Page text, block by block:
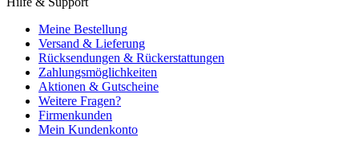
Meine Bestellung
Versand & Lieferung
Rücksendungen & Rückerstattungen
Zahlungsmöglichkeiten
Aktionen & Gutscheine
Weitere Fragen?
Firmenkunden
Mein Kundenkonto